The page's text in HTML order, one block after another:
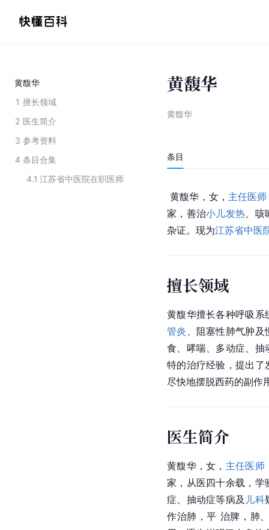
黄馥华
1 擅长领域
2 医生简介
3 参考资料
4 条目合集
4.1 江苏省中医院在职医师
黄馥华
黄馥华
条目
黄馥华，女， 主任医师
家， 善治小儿发热 、
杂证。现为江苏省中医
擅长领域
黄馥华擅长各种呼吸
管炎 、阻塞性肺气肿
食、哮喘、多动症、抽
特的治疗经验，提出
尽快地摆脱西药的副作
医生简介
黄馥华，女， 主任医师
家，从医四十余载，学
症、抽动症等病及 儿科
作治肺，平 治脾，肺